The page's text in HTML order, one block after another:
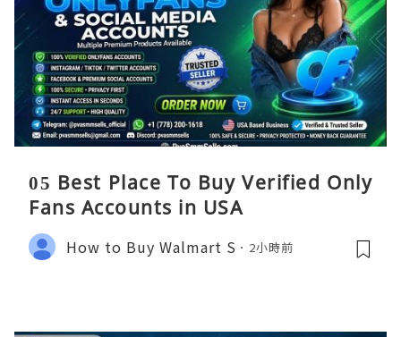
05 Best Place To Buy Verified Only
Fans Accounts in USA
How to Buy Walmart S 2小時前